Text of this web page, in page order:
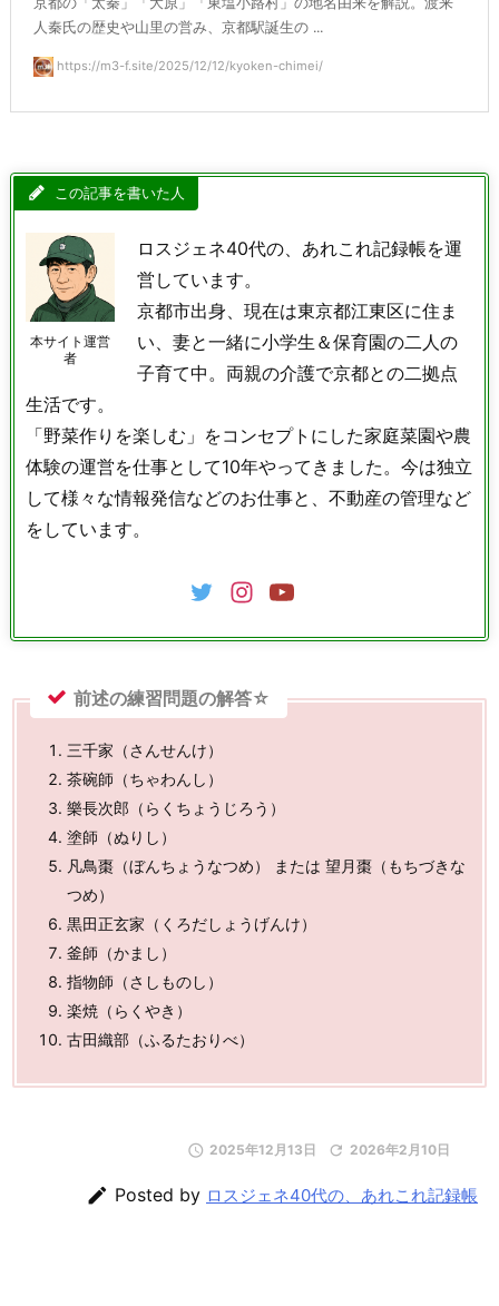
人秦氏の歴史や山里の営み、京都駅誕生の ...
https://m3-f.site/2025/12/12/kyoken-chimei/
この記事を書いた人
本サイト運営
者
ロスジェネ40代の、あれこれ記録帳を運
営しています。
京都市出身、現在は東京都江東区に住ま
い、妻と一緒に小学生＆保育園の二人の
子育て中。両親の介護で京都との二拠点
生活です。
「野菜作りを楽しむ」をコンセプトにした家庭菜園や農
体験の運営を仕事として10年やってきました。今は独立
して様々な情報発信などのお仕事と、不動産の管理など
をしています。
前述の練習問題の解答☆
三千家（さんせんけ）
茶碗師（ちゃわんし）
樂長次郎（らくちょうじろう）
塗師（ぬりし）
凡鳥棗（ぼんちょうなつめ） または 望月棗（もちづきな
つめ）
黒田正玄家（くろだしょうげんけ）
釜師（かまし）
指物師（さしものし）
楽焼（らくやき）
古田織部（ふるたおりべ）
 2025年12月13日  2026年2月10日
 Posted by ロスジェネ40代の、あれこれ記録帳